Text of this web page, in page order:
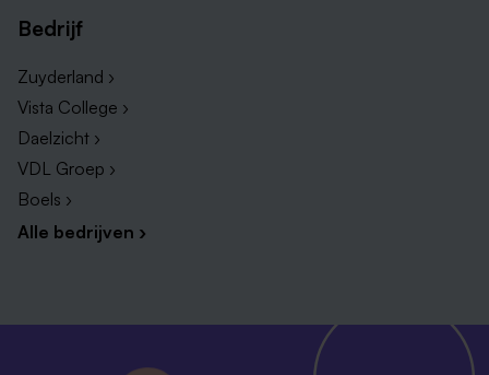
morgen
korting op leuke uitjes en activiteiten via Fit & Fun
Alle ruimte voor groei met volop kansen voor
(bij)scholing en jouw eigen ideeën
Werk met betekenis, waarin jij écht het verschil
maakt voor cliënten en de zorg van morgen
Voorrang op een betaalbare huurwoning waarvoor
Klaar voor je volgende stap?
Bedrijf
Zuyderland ›
Vista College ›
Daelzicht ›
VDL Groep ›
Boels ›
Alle bedrijven ›